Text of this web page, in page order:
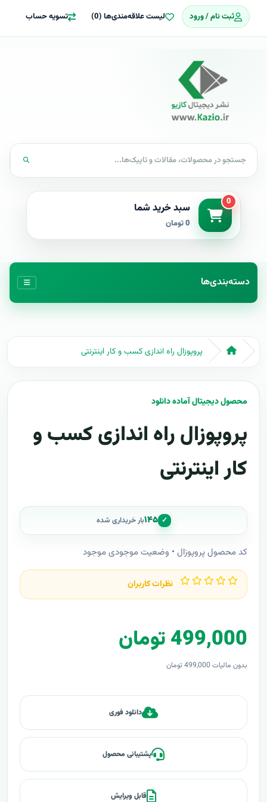
ثبت نام / ورود لیست علاقه‌مندی‌ها (0) تسویه حساب
0 سبد خرید شما
0 تومان
دسته‌بندی‌ها
پروپوزال راه اندازی کسب و کار اینترنتی
محصول دیجیتال آماده دانلود
پروپوزال راه اندازی کسب و
کار اینترنتی
✓ ۱۴۵بار خریداری شده
کد محصول پروپوزال • وضعیت موجودی موجود
نظرات کاربران
499,000 تومان
بدون مالیات 499,000 تومان
دانلود فوری
پشتیبانی محصول
قابل ویرایش